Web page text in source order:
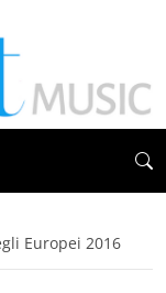
Europei 2016